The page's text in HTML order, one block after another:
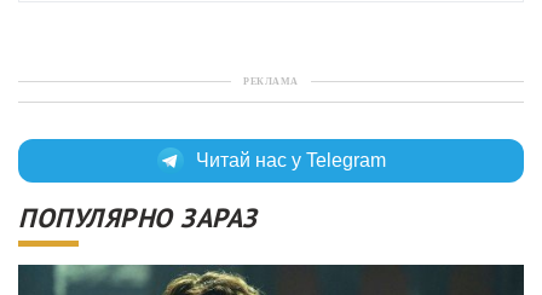
РЕКЛАМА
Читай нас у Telegram
ПОПУЛЯРНО ЗАРАЗ